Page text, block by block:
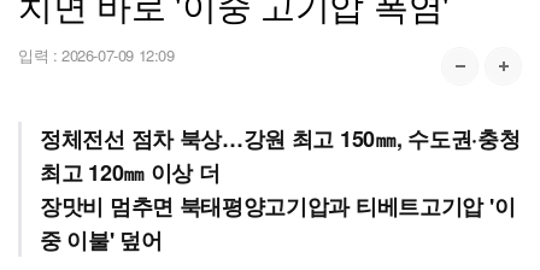
입력 : 2026-07-09 12:09
정체전선 점차 북상…강원 최고 150㎜, 수도권·충청
최고 120㎜ 이상 더
장맛비 멈추면 북태평양고기압과 티베트고기압 '이
중 이불' 덮어